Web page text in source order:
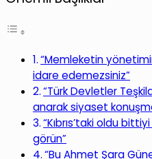
“Memleketin
idare edemezsiniz”
“Türk Devletler
anarak siyaset
“Kıbrıs’taki oldu bittiyi
görün”
“Bu Ahmet Şara